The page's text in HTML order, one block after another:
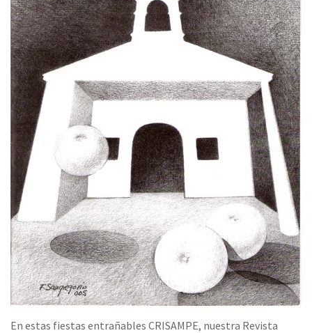
En estas fiestas entrañables CRISAMPE, nuestra Revista